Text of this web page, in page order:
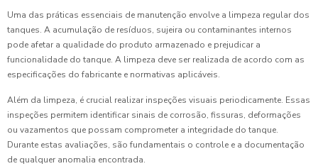
Uma das práticas essenciais de manutenção envolve a limpeza regular dos
tanques. A acumulação de resíduos, sujeira ou contaminantes internos
pode afetar a qualidade do produto armazenado e prejudicar a
funcionalidade do tanque. A limpeza deve ser realizada de acordo com as
especificações do fabricante e normativas aplicáveis.
Além da limpeza, é crucial realizar inspeções visuais periodicamente. Essas
inspeções permitem identificar sinais de corrosão, fissuras, deformações
ou vazamentos que possam comprometer a integridade do tanque.
Durante estas avaliações, são fundamentais o controle e a documentação
de qualquer anomalia encontrada.